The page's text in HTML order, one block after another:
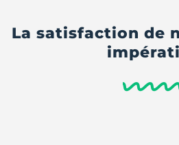
La satisfaction de